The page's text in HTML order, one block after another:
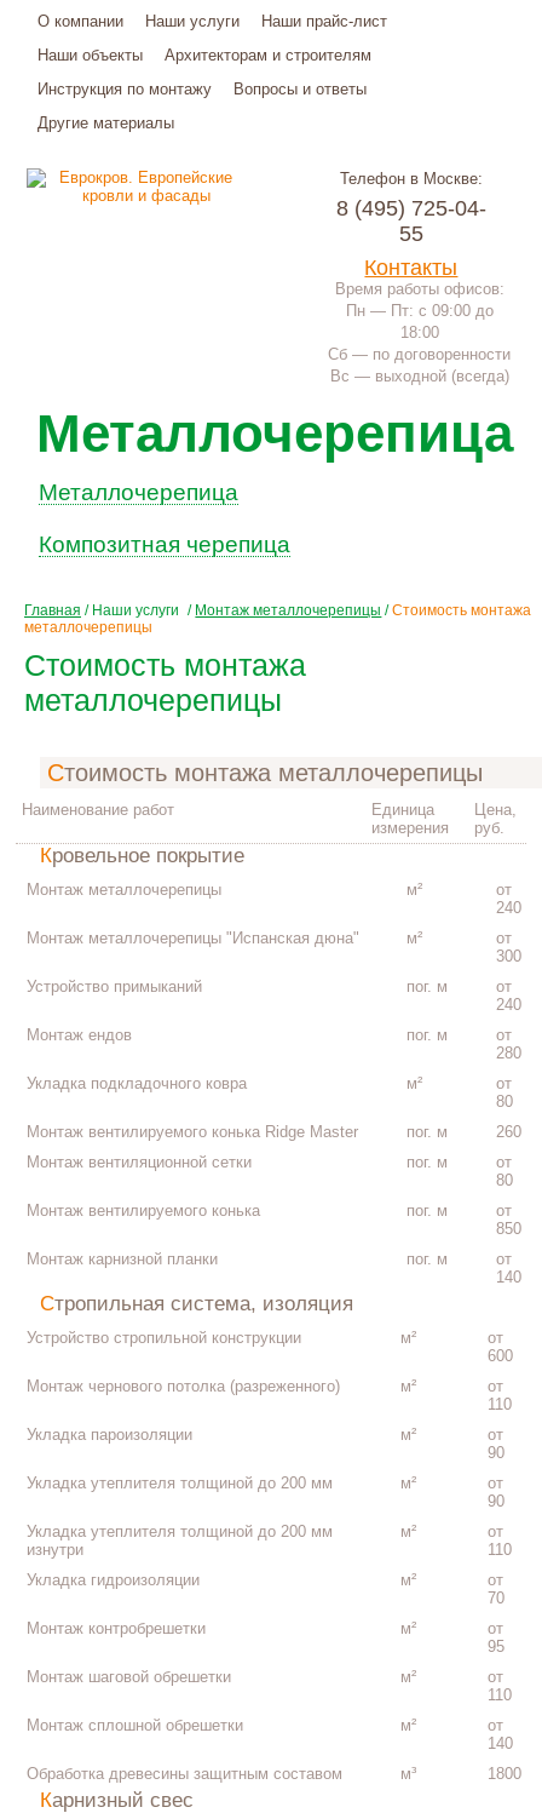
О компании Наши услуги
Наши прайс-лист
Наши объекты
Архитекторам и строителям
Инструкция по монтажу
Вопросы и ответы
Другие материалы
Телефон в Москве:
8 (495) 725-04-
55
Контакты
Время работы офисов:
Пн — Пт: с 09:00 до
18:00
Сб — по договоренности
Вс — выходной (всегда)
Металлочерепица
Металлочерепица
Композитная черепица
Главная / Наши услуги / Монтаж металлочерепицы /Стоимость монтажа
металлочерепицы
Стоимость монтажа
металлочерепицы
Стоимость монтажа металлочерепицы
Наименование работ
Единица
измерения
Цена,
руб.
Кровельное покрытие
Монтаж металлочерепицы м²
от
240
Монтаж металлочерепицы "Испанская дюна"
м²
от
300
Устройство примыканий
пог. м
от
240
Монтаж ендов
пог. м
от
280
Укладка подкладочного ковра
м²
от
80
Монтаж вентилируемого конька Ridge Master
пог. м
260
Монтаж вентиляционной сетки
пог. м
от
80
Монтаж вентилируемого конька
пог. м
от
850
Монтаж карнизной планки
пог. м
от
140
Стропильная система, изоляция
Устройство стропильной конструкции м²
от
600
Монтаж чернового потолка (разреженного)
м²
от
110
Укладка пароизоляции
м²
от
90
Укладка утеплителя толщиной до 200 мм
м²
от
90
Укладка утеплителя толщиной до 200 мм
изнутри
м²
от
110
Укладка гидроизоляции
м²
от
70
Монтаж контробрешетки
м²
от
95
Монтаж шаговой обрешетки
м²
от
110
Монтаж сплошной обрешетки
м²
от
140
Обработка древесины защитным составом
м³ 1800
Карнизный свес